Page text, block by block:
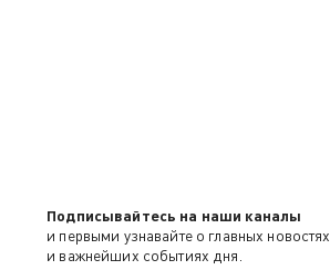
Подписывайтесь на наши каналы
и первыми узнавайте о главных новостях
и важнейших событиях дня.